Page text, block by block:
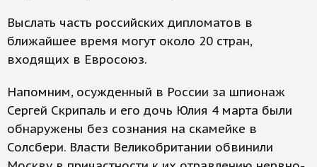
Выслать часть российских дипломатов в
ближайшее время могут около 20 стран,
входящих в Евросоюз.
Напомним, осужденный в России за шпионаж
Сергей Скрипаль и его дочь Юлия 4 марта были
обнаружены без сознания на скамейке в
Солсбери. Власти Великобритании обвинили